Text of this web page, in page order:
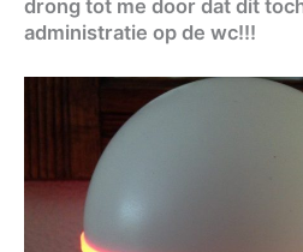
drong tot me door dat dit
administratie op de wc!!!